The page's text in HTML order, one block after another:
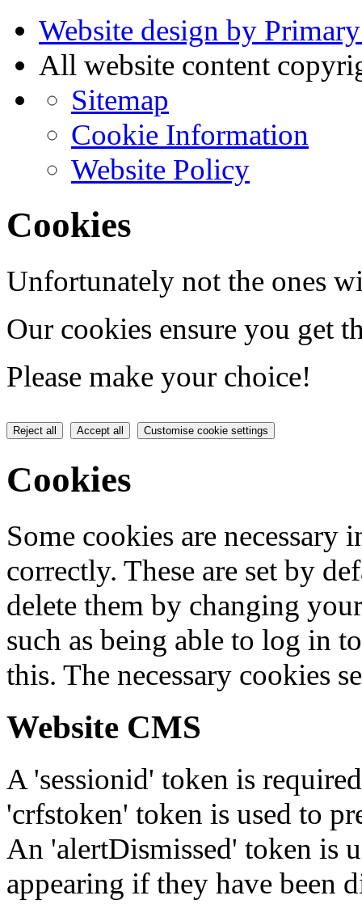
Website design by
All website content
Sitemap
Cookie Information
Website Policy
Cookies
Unfortunately not the ones
Our cookies ensure you get
Please make your choice!
Reject all Accept all Customise cookie settings
Cookies
Some cookies are
correctly. These are set by
delete them by changing
such as being able to log in
this. The necessary cookies
Website CMS
A 'sessionid' token is
'crfstoken' token is used to
An 'alertDismissed' token is
appearing if they have been